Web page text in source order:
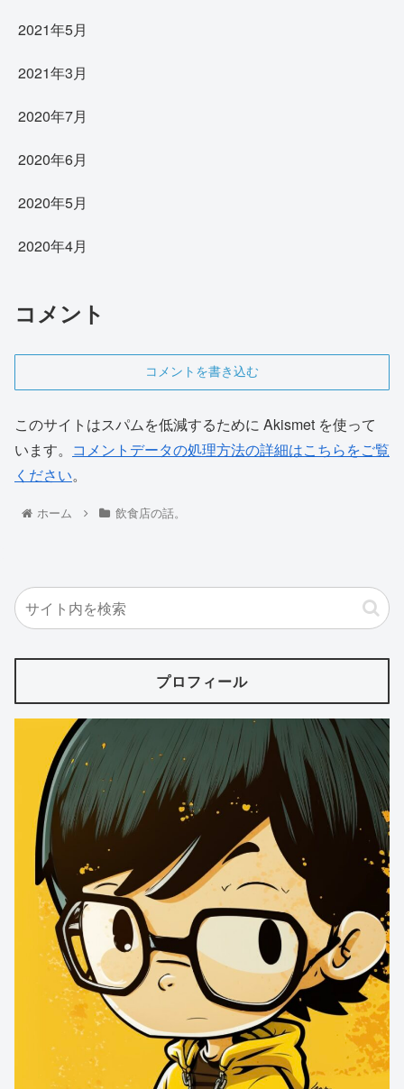
2021年5月
2021年3月
2020年7月
2020年6月
2020年5月
2020年4月
コメント
コメントを書き込む
このサイトはスパムを低減するために Akismet を使って
います。 コメントデータの処理方法の詳細はこちらをご覧
ください。
ホーム 飲食店の話。
プロフィール